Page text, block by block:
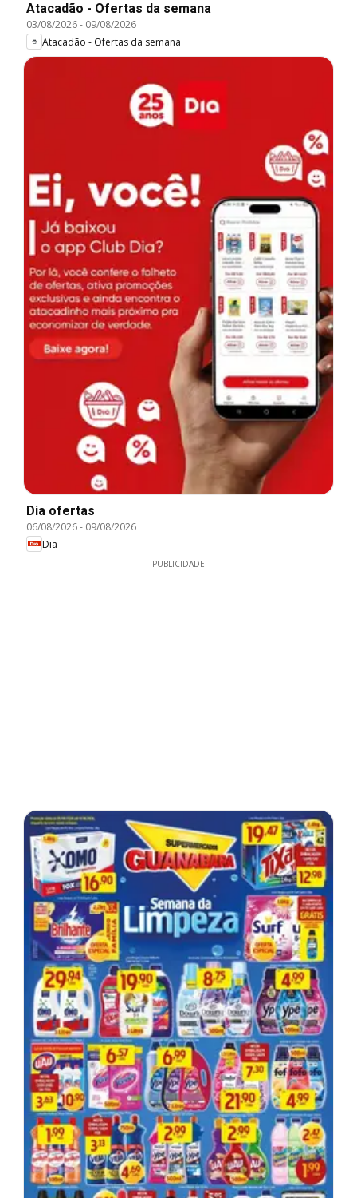
Atacadão - Ofertas da semana
03/08/2026- 09/08/2026
Atacadão - Ofertas da semana
Dia ofertas
06/08/2026- 09/08/2026
Dia
PUBLICIDADE